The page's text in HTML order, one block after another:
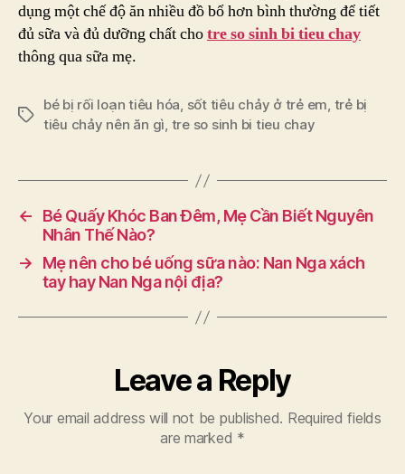
dụng một chế độ ăn nhiều đồ bổ hơn bình thường để tiết
đủ sữa và đủ dưỡng chất chotre so sinh bi tieu chay
thông qua sữa mẹ.
Tags
bé bị rối loạn tiêu hóa, sốt tiêu chảy ở trẻ em, trẻ bị
tiêu chảy nên ăn gì, tre so sinh bi tieu chay
←
Bé Quấy Khóc Ban Đêm, Mẹ Cần Biết Nguyên
Nhân Thế Nào?
→
Mẹ nên cho bé uống sữa nào: Nan Nga xách
tay hay Nan Nga nội địa?
Leave a Reply
Your email address will not be published. Required fields
are marked *